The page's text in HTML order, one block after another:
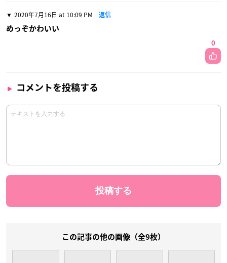
2020年7月16日 at 10:09 PM 返信
めっぞかわいい
0
コメントを投稿する
この記事の他の画像（全9枚）